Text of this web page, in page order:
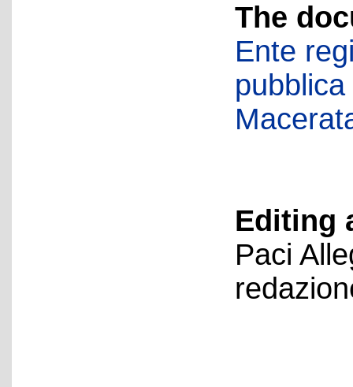
The
Ente
Editing
Paci